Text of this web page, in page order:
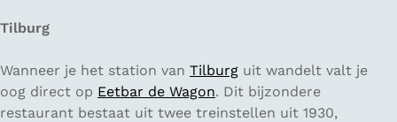
Tilburg
Wanneer je het station van Tilburg uit wandelt valt je
oog direct op Eetbar de Wagon. Dit bijzondere
restaurant bestaat uit twee treinstellen uit 1930,